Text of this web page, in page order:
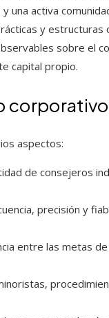
una activa
y estructuras
sobre el
capital propio.
aspectos:
de consejeros
precisión y
entre las metas